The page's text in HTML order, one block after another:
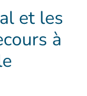
et les
à